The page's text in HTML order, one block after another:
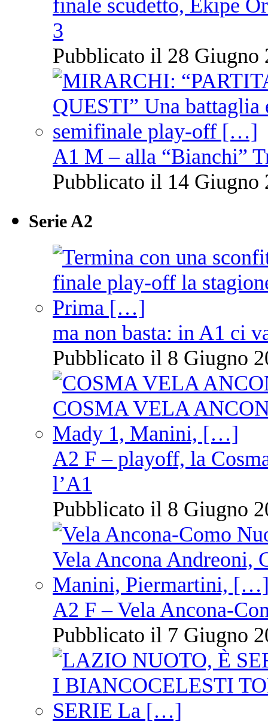
finale scudetto, Ekipe
3
Pubblicato il 28 Giugno
A1 M – alla “Bianchi”
Pubblicato il 14 Giugno
Serie A2
ma non basta: in A1 ci
Pubblicato il 8 Giugno
A2 F – playoff, la
l’A1
Pubblicato il 8 Giugno
A2 F – Vela Ancona-
Pubblicato il 7 Giugno